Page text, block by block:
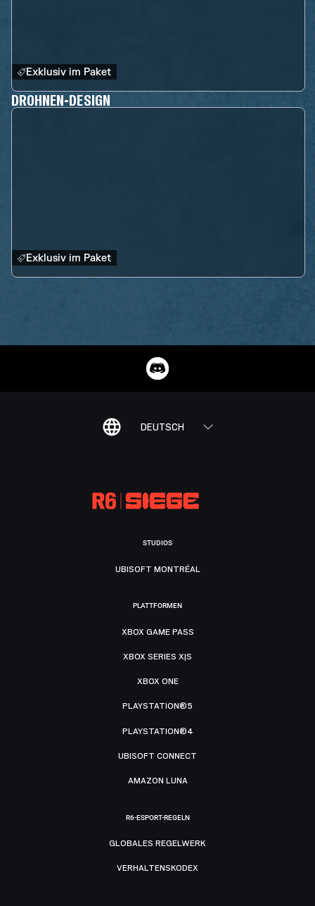
Exklusiv im Paket
DROHNEN-DESIGN
Exklusiv im Paket
DEUTSCH
STUDIOS
UBISOFT MONTRÉAL
PLATTFORMEN
XBOX GAME PASS
XBOX SERIES X|S
XBOX ONE
PLAYSTATION®5
PLAYSTATION®4
UBISOFT CONNECT
AMAZON LUNA
R6-ESPORT-REGELN
GLOBALES REGELWERK
VERHALTENSKODEX